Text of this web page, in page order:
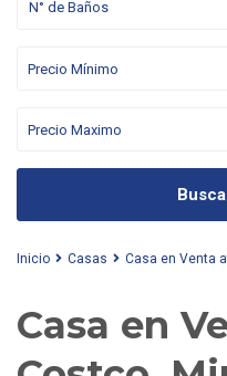
N° de Baños
Inicio Casas Casa en Venta
Casa en